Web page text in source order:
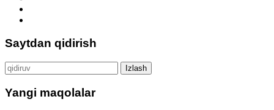
Saytdan qidirish
Qidirshish:
Yangi maqolalar